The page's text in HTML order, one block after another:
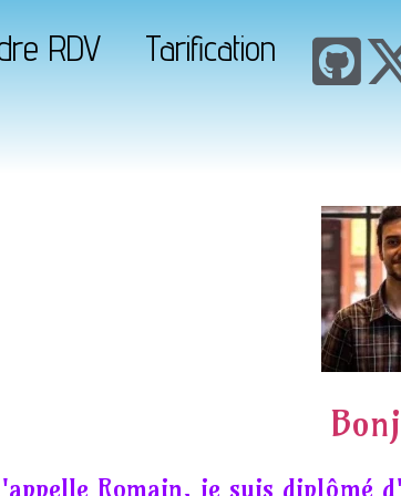
RDV Tarification
Romain, je suis diplômé